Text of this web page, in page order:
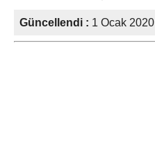
Güncellendi : 1 Ocak 2020